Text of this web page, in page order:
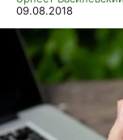
09.08.2018